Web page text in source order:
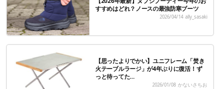
すすめはどれ？ノースの最強防寒ブーツ
2026/04/14 ally_sasaki
【思ったよりでかい】ユニフレーム「焚き
火テーブルラージ」が4年ぶりに復活！ず
っと待ってた…
2026/01/08 かないさちお